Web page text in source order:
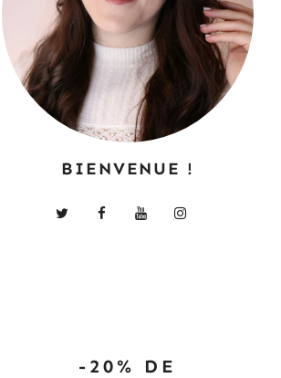
BIENVENUE !
-20% DE